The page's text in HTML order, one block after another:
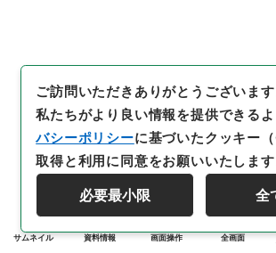
サムネイル 資料情報 画面操作 全画面
ご訪問いただきありがとうございます
私たちがより良い情報を提供できるよ
バシーポリシーに基づいたクッキー
取得と利用に同意をお願いいたします
必要最小限 全